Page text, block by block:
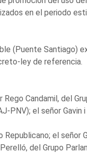
en el periodo
(Puente Santiago)
ley de referencia.
Candamil, del
PNV); el señor Gavin
el señor
del Grupo